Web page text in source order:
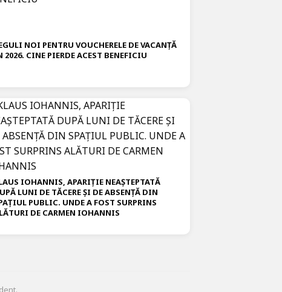
NOI PENTRU VOUCHERELE DE VACANȚĂ
2026. CINE PIERDE ACEST BENEFICIU
IOHANNIS, APARIȚIE NEAȘTEPTATĂ
LUNI DE TĂCERE ȘI DE ABSENȚĂ DIN
PUBLIC. UNDE A FOST SURPRINS
DE CARMEN IOHANNIS